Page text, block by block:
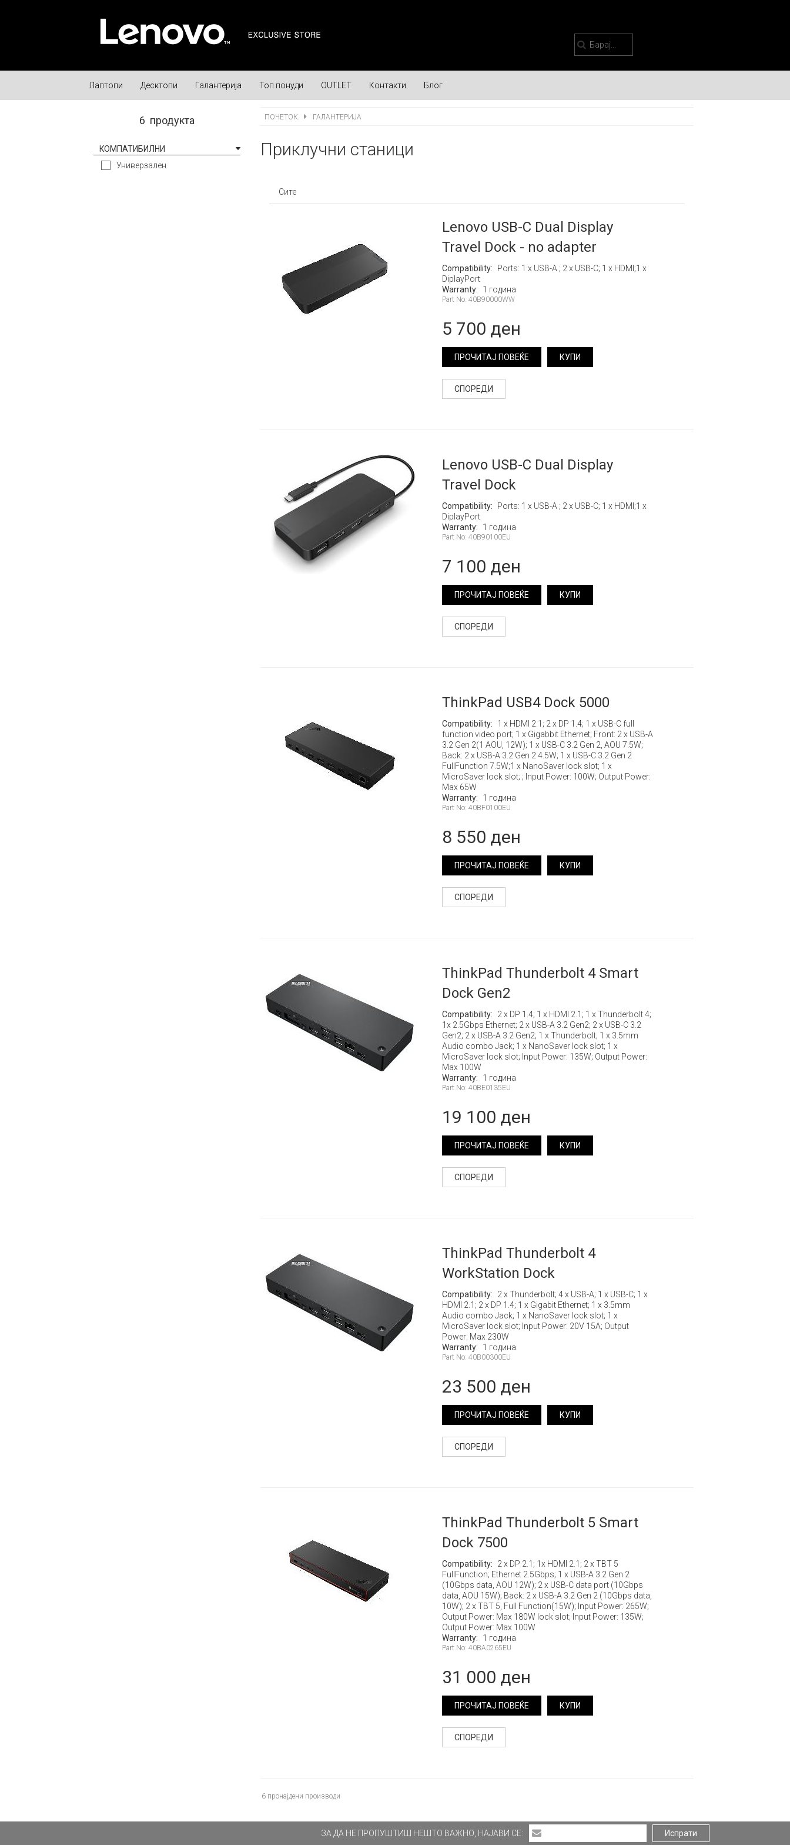
Лаптопи Десктопи Галантерија Топ понуди OUTLET Контакти Блог
ПОЧЕТОК ГАЛАНТЕРИЈА
Приклучни станици
Сите
Lenovo USB-C Dual Display
Travel Dock - no adapter
Compatibility:
Ports: 1 x USB-A ; 2 x USB-C; 1 x HDMI;1 x
DiplayPort
Warranty:
1 година
Part No: 40B90000WW
5 700 ден
ПРОЧИТАЈ ПОВЕЌЕ КУПИ
СПОРЕДИ
Lenovo USB-C Dual Display
Travel Dock
Compatibility:
Ports: 1 x USB-A ; 2 x USB-C; 1 x HDMI;1 x
DiplayPort
Warranty:
1 година
Part No: 40B90100EU
7 100 ден
ПРОЧИТАЈ ПОВЕЌЕ КУПИ
СПОРЕДИ
ThinkPad USB4 Dock 5000
Compatibility:
1 x HDMI 2.1; 2 x DP 1.4; 1 x USB-C full
function video port; 1 x Gigabbit Ethernet; Front: 2 x USB-A
3.2 Gen 2(1 AOU, 12W); 1 x USB-C 3.2 Gen 2, AOU 7.5W;
Back: 2 x USB-A 3.2 Gen 2 4.5W; 1 x USB-C 3.2 Gen 2
FullFunction 7.5W;1 x NanoSaver lock slot; 1 x
MicroSaver lock slot; ; Input Power: 100W; Output Power:
Max 65W
Warranty:
1 година
Part No: 40BF0100EU
8 550 ден
ПРОЧИТАЈ ПОВЕЌЕ КУПИ
СПОРЕДИ
ThinkPad Thunderbolt 4 Smart
Dock Gen2
Compatibility:
2 x DP 1.4; 1 x HDMI 2.1; 1 x Thunderbolt 4;
1x 2.5Gbps Ethernet; 2 x USB-A 3.2 Gen2; 2 x USB-C 3.2
Gen2; 2 x USB-A 3.2 Gen2; 1 x Thunderbolt; 1 x 3.5mm
Audio combo Jack; 1 x NanoSaver lock slot; 1 x
MicroSaver lock slot; Input Power: 135W; Output Power:
Max 100W
Warranty:
1 година
Part No: 40BE0135EU
19 100 ден
ПРОЧИТАЈ ПОВЕЌЕ КУПИ
СПОРЕДИ
ThinkPad Thunderbolt 4
WorkStation Dock
Compatibility:
2 x Thunderbolt; 4 x USB-A; 1 x USB-C; 1 x
HDMI 2.1; 2 x DP 1.4; 1 x Gigabit Ethernet; 1 x 3.5mm
Audio combo Jack; 1 x NanoSaver lock slot; 1 x
MicroSaver lock slot; Input Power: 20V 15A; Output
Power: Max 230W
Warranty:
1 година
Part No: 40B00300EU
23 500 ден
ПРОЧИТАЈ ПОВЕЌЕ КУПИ
СПОРЕДИ
ThinkPad Thunderbolt 5 Smart
Dock 7500
Compatibility:
2 x DP 2.1; 1x HDMI 2.1; 2 x TBT 5
FullFunction; Ethernet 2.5Gbps; 1 x USB-A 3.2 Gen 2
(10Gbps data, AOU 12W); 2 x USB-C data port (10Gbps
data, AOU 15W); Back: 2 x USB-A 3.2 Gen 2 (10Gbps data,
10W); 2 x TBT 5, Full Function(15W); Input Power: 265W;
Output Power: Max 180W lock slot; Input Power: 135W;
Output Power: Max 100W
Warranty:
1 година
Part No: 40BA0265EU
31 000 ден
ПРОЧИТАЈ ПОВЕЌЕ КУПИ
СПОРЕДИ
6 пронајдени производи
6 продукта
КОМПАТИБИЛНИ
Универзален
ЗА ДА НЕ ПРОПУШТИШ НЕШТО ВАЖНО, НАЈАВИ СЕ: Испрати